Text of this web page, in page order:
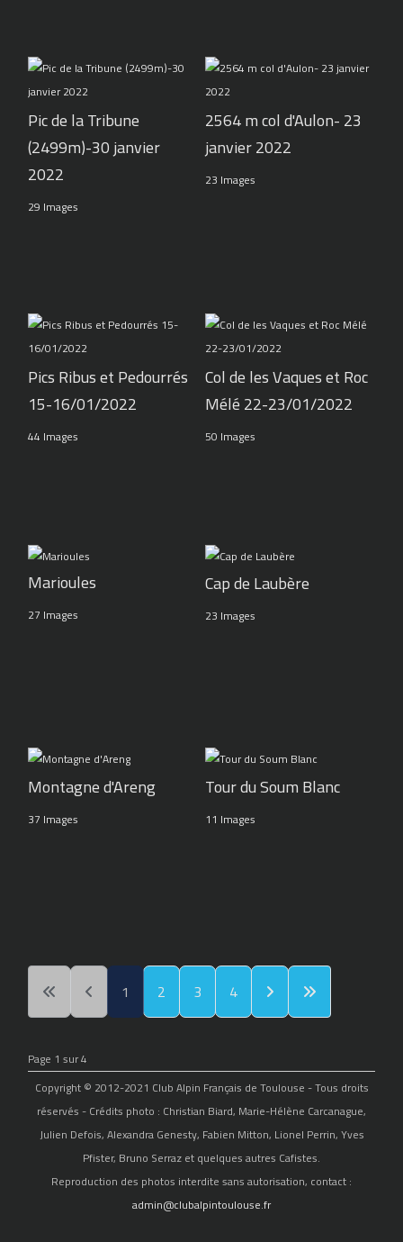
Pic de la Tribune
(2499m)-30 janvier
2022
29 Images
2564 m col d'Aulon- 23
janvier 2022
23 Images
Pics Ribus et Pedourrés
15-16/01/2022
44 Images
Col de les Vaques et Roc
Mélé 22-23/01/2022
50 Images
Marioules
27 Images
Cap de Laubère
23 Images
Montagne d'Areng
37 Images
Tour du Soum Blanc
11 Images
1 2 3 4
Page 1 sur 4
Copyright © 2012-2021 Club Alpin Français de Toulouse - Tous droits
réservés - Crédits photo : Christian Biard, Marie-Hélène Carcanague,
Julien Defois, Alexandra Genesty, Fabien Mitton, Lionel Perrin, Yves
Pfister, Bruno Serraz et quelques autres Cafistes.
Reproduction des photos interdite sans autorisation, contact :
admin@clubalpintoulouse.fr